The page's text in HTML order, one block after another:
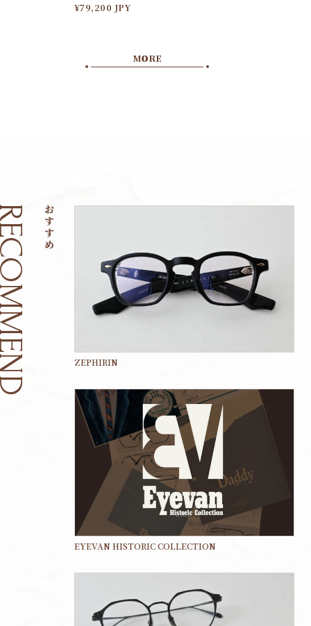
¥79,200 JPY
MO
ORE
おすすめ
ZEPHIRIN
EYEVAN HISTORIC COLLECTION